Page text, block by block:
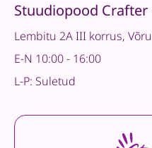
Stuudiopood Crafter
Lembitu 2A III korrus, Võru
E-N 10:00 - 16:00
L-P: Suletud